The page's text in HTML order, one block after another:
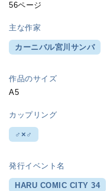
56ページ
主な作家
カーニバル宮川サンバ
作品のサイズ
A5
カップリング
♂×♂
発行イベント名
HARU COMIC CITY 34